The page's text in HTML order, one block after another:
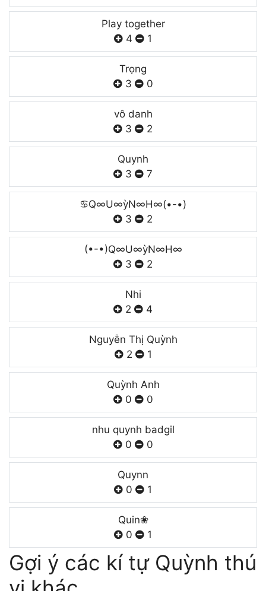
Play together
4
1
Trọng
3
0
vô danh
3
2
Quynh
3
7
♋️Q∞U∞ỳN∞H∞(•-•)
3
2
(•-•)Q∞U∞ỳN∞H∞
3
2
Nhi
2
4
Nguyễn Thị Quỳnh
2
1
Quỳnh Anh
0
0
nhu quynh badgil
0
0
Quynn
0
1
ㅤQuinㅤ❀
0
1
Gợi ý các kí tự Quỳnh thú